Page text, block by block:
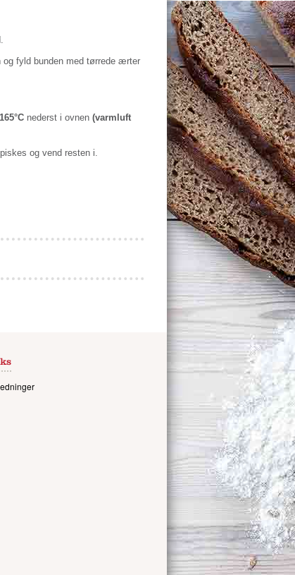
fyld bunden med tørrede ærter
nederst i ovnen (varmluft
og vend resten i.